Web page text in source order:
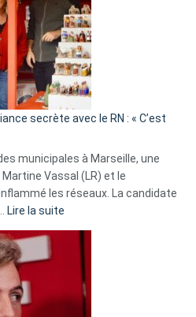
Algérie
secrète avec le RN : « C’est
municipales à Marseille, une
Vassal (LR) et le
les réseaux. La candidate
Lire la suite
d’alliance
secrète